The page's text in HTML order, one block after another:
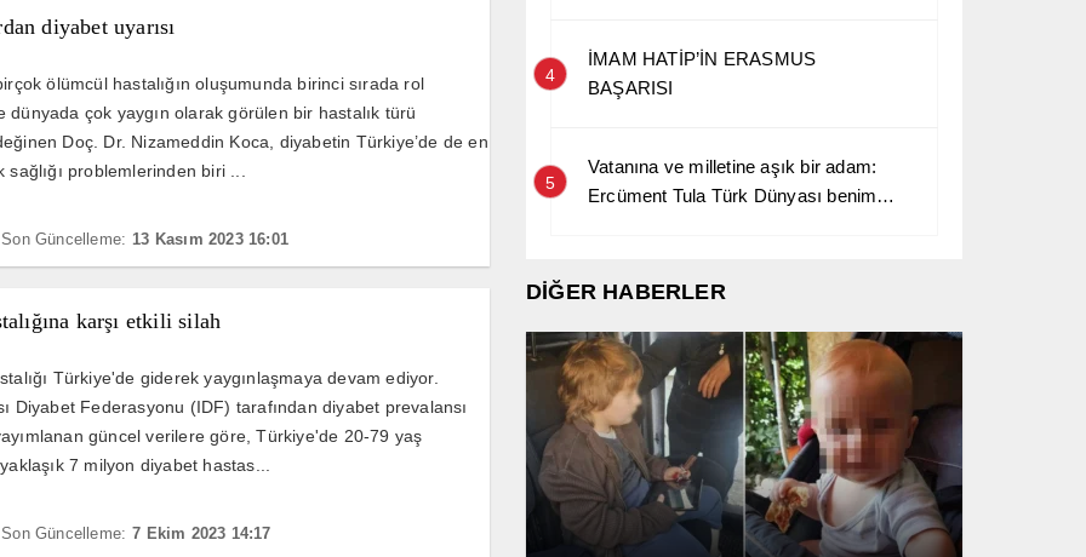
diyabet uyarısı
ölümcül hastalığın oluşumunda birinci sırada rol
dünyada çok yaygın olarak görülen bir hastalık türü
Doç. Dr. Nizameddin Koca, diyabetin Türkiye’de de en
sağlığı problemlerinden biri ...
Son Güncelleme: 13 Kasım 2023 16:01
karşı etkili silah
Türkiye'de giderek yaygınlaşmaya devam ediyor.
Diyabet Federasyonu (IDF) tarafından diyabet prevalansı
güncel verilere göre, Türkiye'de 20-79 yaş
7 milyon diyabet hastas...
Son Güncelleme: 7 Ekim 2023 14:17
4
İMAM HATİP’İN ERASMUS
BAŞARISI
5
Vatanına ve milletine aşık bir adam:
Ercüment Tula Türk Dünyası benim
DİĞER HABERLER